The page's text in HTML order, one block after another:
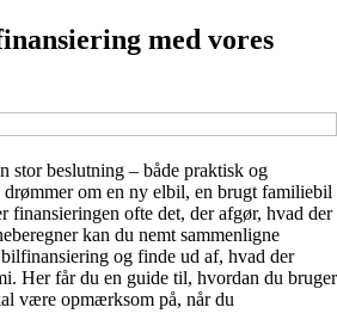
med vores
stor beslutning – både praktisk og
om en ny elbil, en brugt familiebil
finansieringen ofte det, der afgør, hvad der
kan du nemt sammenligne
og finde ud af, hvad der
Her får du en guide til, hvordan du bruger
være opmærksom på, når du